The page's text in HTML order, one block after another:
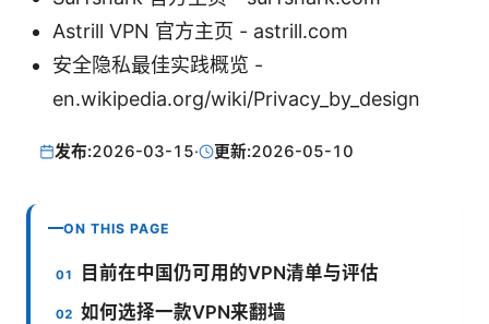
Astrill VPN 官方主页 - astrill.com
安全隐私最佳实践概览 -
en.wikipedia.org/wiki/Privacy_by_design
发布:2026-03-15· 更新:2026-05-10
ON THIS PAGE
目前在中国仍可用的VPN清单与评估
如何选择一款VPN来翻墙